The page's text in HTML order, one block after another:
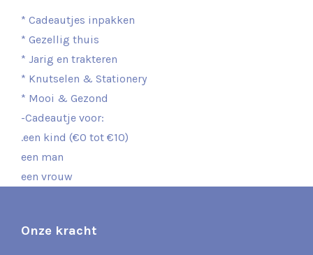
* Cadeautjes inpakken
* Gezellig thuis
* Jarig en trakteren
* Knutselen & Stationery
* Mooi & Gezond
-Cadeautje voor:
.een kind (€0 tot €10)
een man
een vrouw
Onze kracht